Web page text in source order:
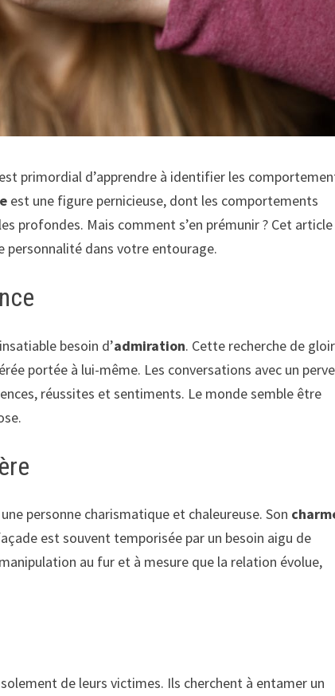
primordial d’apprendre à identifier les
est une figure pernicieuse, dont les comportements
profondes. Mais comment s’en prémunir ? Cet article
personnalité dans votre entourage.
besoin d’admiration. Cette recherche de
portée à lui-même. Les conversations avec un
réussites et sentiments. Le monde semble être
personne charismatique et chaleureuse. Son
est souvent temporisée par un besoin aigu de
au fur et à mesure que la relation évolue,
de leurs victimes. Ils cherchent à entamer un